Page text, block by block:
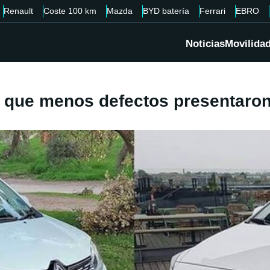
Renault Coste 100 km Mazda BYD batería Ferrari EBRO
Noticias
menos defectos